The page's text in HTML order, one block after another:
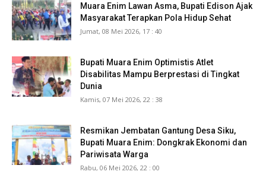
Muara Enim Lawan Asma, Bupati Edison Ajak
Masyarakat Terapkan Pola Hidup Sehat
Jumat, 08 Mei 2026, 17 : 40
Bupati Muara Enim Optimistis Atlet
Disabilitas Mampu Berprestasi di Tingkat
Dunia
Kamis, 07 Mei 2026, 22 : 38
Resmikan Jembatan Gantung Desa Siku,
Bupati Muara Enim: Dongkrak Ekonomi dan
Pariwisata Warga
Rabu, 06 Mei 2026, 22 : 00